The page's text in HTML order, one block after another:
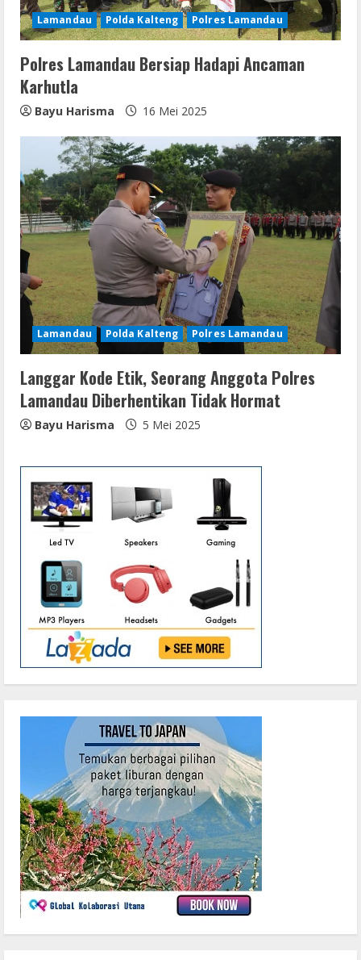
Lamandau Polda Kalteng Polres Lamandau
Polres Lamandau Bersiap Hadapi Ancaman
Karhutla
Bayu Harisma 16 Mei 2025
Lamandau Polda Kalteng Polres Lamandau
Langgar Kode Etik, Seorang Anggota Polres
Lamandau Diberhentikan Tidak Hormat
Bayu Harisma 5 Mei 2025